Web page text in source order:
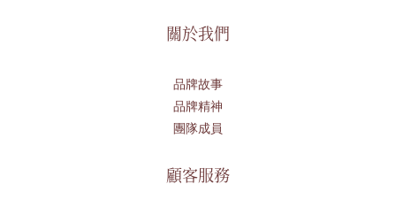
關於我們
品牌故事
品牌精神
團隊成員
顧客服務